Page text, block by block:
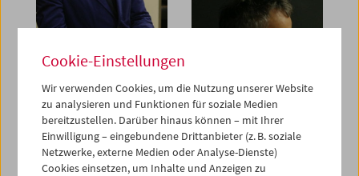
Cookie-Einstellungen
Wir verwenden Cookies, um die Nutzung unserer Website
zu analysieren und Funktionen für soziale Medien
bereitzustellen. Darüber hinaus können – mit Ihrer
Einwilligung – eingebundene Drittanbieter (z. B. soziale
Netzwerke, externe Medien oder Analyse-Dienste)
Cookies einsetzen, um Inhalte und Anzeigen zu